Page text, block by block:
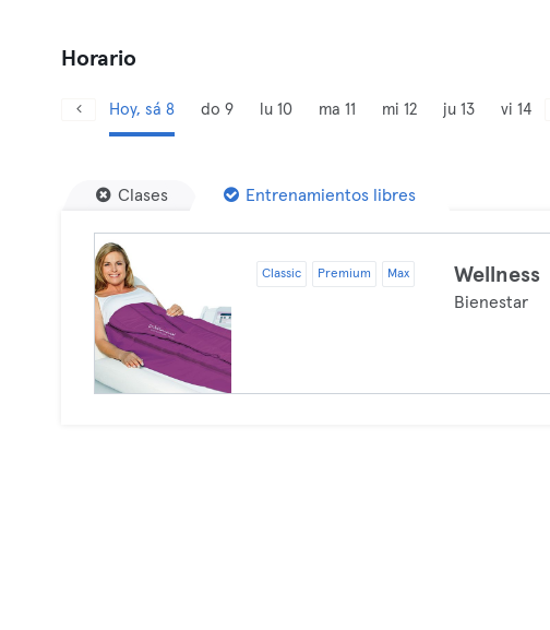
Horario
Hoy, sá 8 do 9 lu 10 ma 11 mi 12 ju 13 vi 14
Clases Entrenamientos libres
Classic Premium Max Wellness
Bienestar